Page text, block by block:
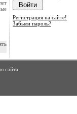
Регистрация на сайте!
Забыли пароль?
сайта.